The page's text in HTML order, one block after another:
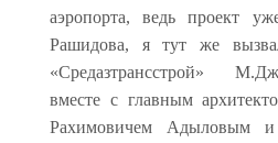
аэропорта, ведь проект
Рашидова, я тут же
«Средазтрансстрой»
вместе с главным
Рахимовичем Адыловым и